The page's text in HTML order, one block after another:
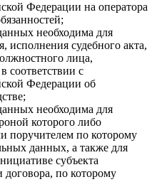
Федерации на оператора
необходима для
исполнения судебного акта,
лица,
соответствии с
Федерации об
необходима для
которого либо
поручителем по которому
данных, а также для
субъекта
по которому